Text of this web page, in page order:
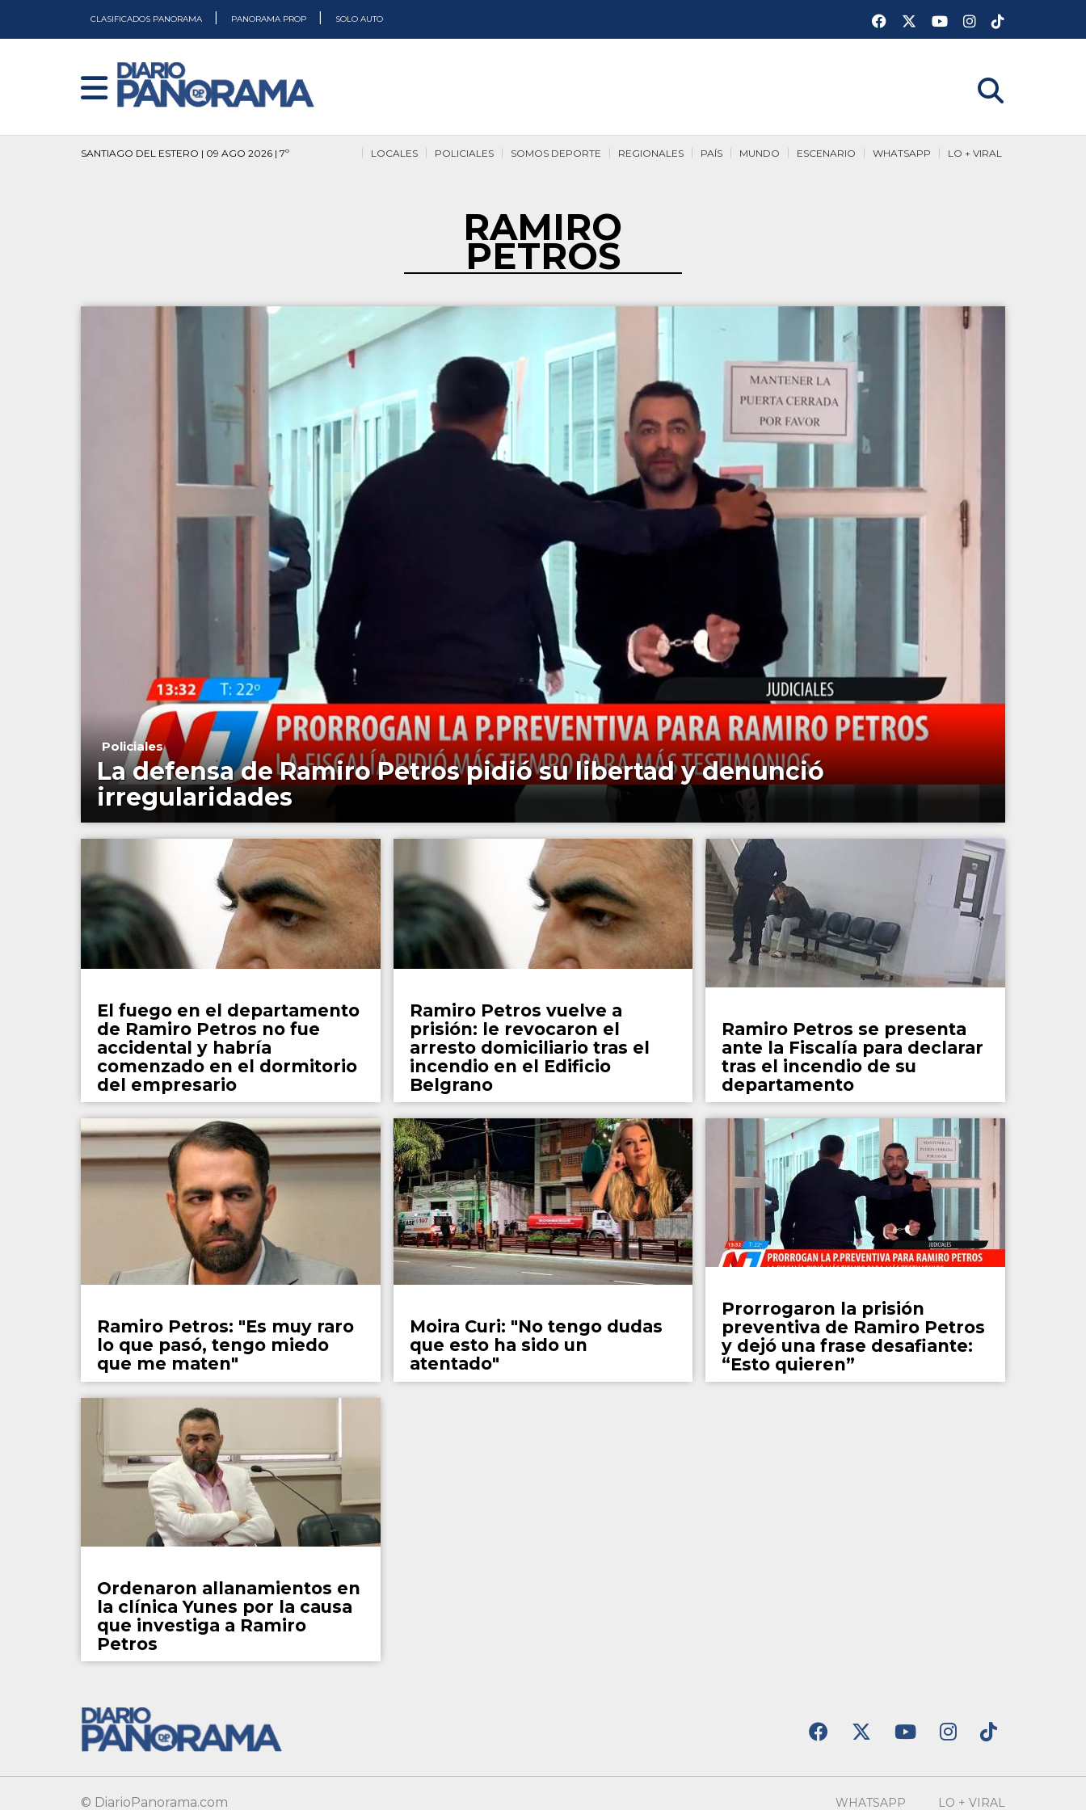
CLASIFICADOS PANORAMA PANORAMA PROP SOLO AUTO
SANTIAGO DEL ESTERO | 09 AGO 2026 | 7º LO + VIRAL
WHATSAPP
ESCENARIO
MUNDO
PAÍS
REGIONALES
SOMOS DEPORTE
POLICIALES
LOCALES
RAMIRO
PETROS
Policiales
La defensa de Ramiro Petros pidió su libertad y denunció
irregularidades
El fuego en el departamento
de Ramiro Petros no fue
accidental y habría
comenzado en el dormitorio
del empresario
Ramiro Petros vuelve a
prisión: le revocaron el
arresto domiciliario tras el
incendio en el Edificio
Belgrano
Ramiro Petros se presenta
ante la Fiscalía para declarar
tras el incendio de su
departamento
Ramiro Petros: "Es muy raro
lo que pasó, tengo miedo
que me maten"
Moira Curi: "No tengo dudas
que esto ha sido un
atentado"
Prorrogaron la prisión
preventiva de Ramiro Petros
y dejó una frase desafiante:
“Esto quieren”
Ordenaron allanamientos en
la clínica Yunes por la causa
que investiga a Ramiro
Petros
© DiarioPanorama.com LO + VIRAL
WHATSAPP